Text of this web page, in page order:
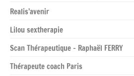
Realis’avenir
Lilou sextherapie
Scan Thérapeutique – Raphaël FERRY
Thérapeute coach Paris